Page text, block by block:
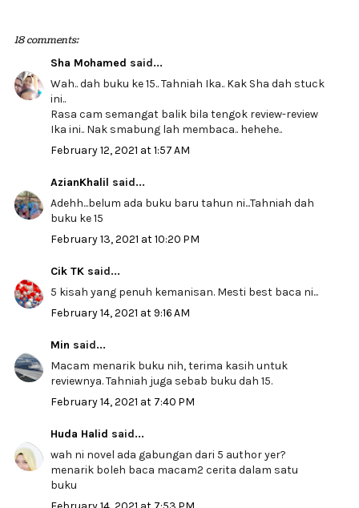
18 comments:
Sha Mohamed said...
Wah.. dah buku ke 15.. Tahniah Ika.. Kak Sha dah stuck
ini..
Rasa cam semangat balik bila tengok review-review
Ika ini.. Nak smabung lah membaca.. hehehe..
February 12, 2021 at 1:57 AM
AzianKhalil said...
Adehh...belum ada buku baru tahun ni...Tahniah dah
buku ke 15
February 13, 2021 at 10:20 PM
Cik TKsaid...
5 kisah yang penuh kemanisan. Mesti best baca ni...
February 14, 2021 at 9:16 AM
Min said...
Macam menarik buku nih, terima kasih untuk
reviewnya. Tahniah juga sebab buku dah 15.
February 14, 2021 at 7:40 PM
Huda Halid said...
wah ni novel ada gabungan dari 5 author yer?
menarik boleh baca macam2 cerita dalam satu
buku